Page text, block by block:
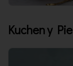
Kuchen y Pie